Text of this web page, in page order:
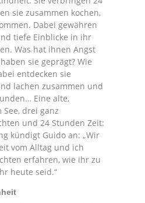
sie zusammen kochen,
Dabei gewähren
tiefe Einblicke in ihr
Was hat ihnen Angst
sie geprägt? Wie
entdecken sie
lachen zusammen und
Eine alte,
drei ganz
und 24 Stunden Zeit:
kündigt Guido an: „Wir
vom Alltag und ich
erfahren, wie ihr zu
heute seid.“